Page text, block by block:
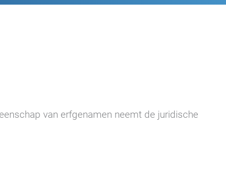
van erfgenamen neemt de juridische